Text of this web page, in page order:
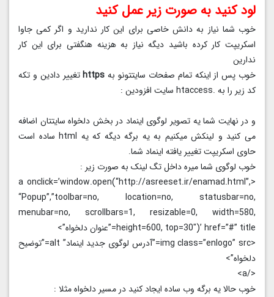
لود کنید به صورت زیر عمل کنید
خوب شما نیاز به دانش خاصی برای این کار ندارید و اگر کمی جاوا
اسکریپت کار کرده باشید دیگه نیاز به هزینه هنگفتی برای این کار
ندارین
خوب پس از اینکه تمام صفحات سایتتونو بهhttpsتغییر دادین و تکه
کد زیر را به .htaccess سایت افزودین :
و در نهایت شما یه تصویر لوگوی اینماد در بخش دلخواه سایتتان اضافه
می کنید و لینکش میکنیم به یه برگه دیگه که یه html ساده است
حاوی اسکریپت تغییر یافته اینماد شما.
خوب لوگوی شما میره داخل تگ لینک به صورت زیر :
<a onclick=’window.open(“http://asreeset.ir/enamad.html”,
“Popup”,”toolbar=no, location=no, statusbar=no,
menubar=no, scrollbars=1, resizable=0, width=580,
height=600, top=30″)’ href=”#” title=”عنوان دلخواه”>
<img class=”enlogo” src=”آدرس لوگوی جدید اینماد” alt=”توضیح
دلخواه”>
</a>
خوب حالا یه برگه وب ساده ایجاد کنید در مسیر دلخواه مثلا :